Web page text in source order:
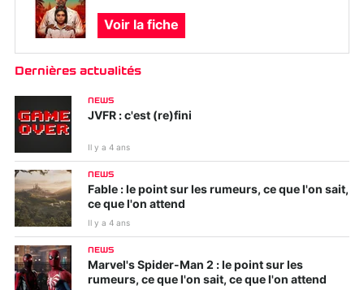
Voir la fiche
Dernières actualités
NEWS
JVFR : c'est (re)fini
Il y a 4 ans
NEWS
Fable : le point sur les rumeurs, ce que l'on sait,
ce que l'on attend
Il y a 4 ans
NEWS
Marvel's Spider-Man 2 : le point sur les
rumeurs, ce que l'on sait, ce que l'on attend